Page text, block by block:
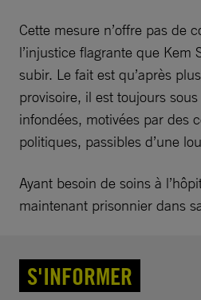
Cette mesure n’offre pas de
l’injustice flagrante que Kem
subir. Le fait est qu’après
provisoire, il est toujours
infondées, motivées par des
politiques, passibles d’une
Ayant besoin de soins à
maintenant prisonnier dans
S'INFORMER